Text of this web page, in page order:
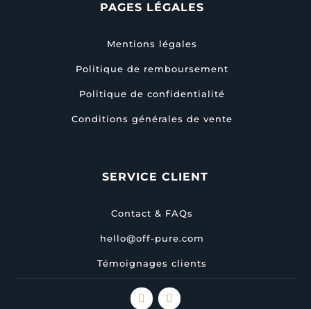
PAGES LÉGALES
Mentions légales
Politique de remboursement
Politique de confidentialité
Conditions générales de vente
SERVICE CLIENT
Contact & FAQs
hello@off-pure.com
Témoignages clients